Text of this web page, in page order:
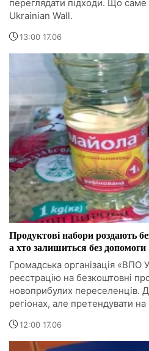
переглядати підходи. Що
Ukrainian Wall.
13:00 17.06
Продуктові набори роздають
а хто залишиться без допомоги
Громадська організація «ВПО
реєстрацію на безкоштовні
новоприбулих переселенців.
регіонах, але претендувати
12:00 17.06